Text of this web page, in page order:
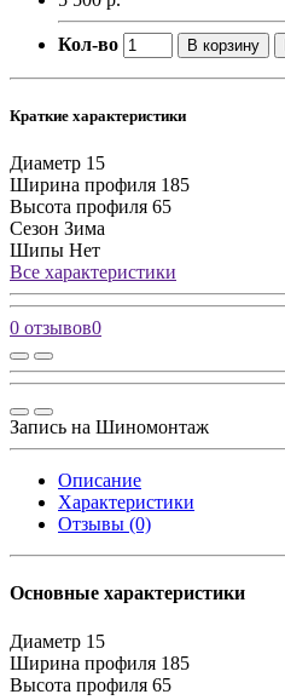
Кол-во В корзину
Краткие характеристики
Диаметр 15
Ширина профиля 185
Высота профиля 65
Сезон Зима
Шипы Нет
Все характеристики
0 отзывов0
Запись на Шиномонтаж
Описание
Характеристики
Отзывы (0)
Основные характеристики
Диаметр 15
Ширина профиля 185
Высота профиля 65